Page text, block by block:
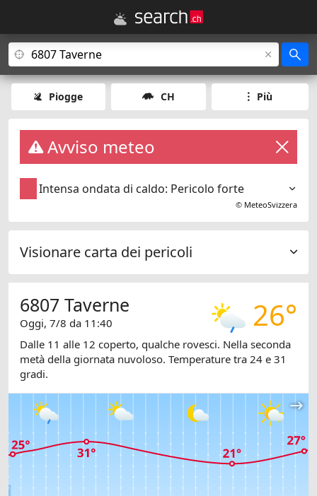
Piogge CH Più
Avviso meteo
Intensa ondata di caldo: Pericolo forte
© MeteoSvizzera
Visionare carta dei pericoli
26°
6807 Taverne
Oggi, 7/8 da 11:40
Dalle 11 alle 12 coperto, qualche rovesci. Nella seconda
metà della giornata nuvoloso. Temperature tra 24 e 31
gradi.